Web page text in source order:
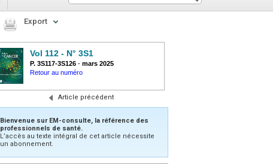
Export
Vol 112 - N° 3S1
P. 3S117-3S126 - mars 2025
Retour au numéro
Article précédent
Bienvenue sur EM-consulte, la référence des
professionnels de santé.
L’accès au texte intégral de cet article nécessite
un abonnement.